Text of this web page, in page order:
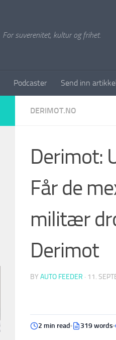
For suverenitet, kultur og frihet.
Podcaster Send inn
DERIMOT.NO
Derimot:
Får de
militær
Derimot
BY AUTO FEEDER · 11.
2 min read 319 words